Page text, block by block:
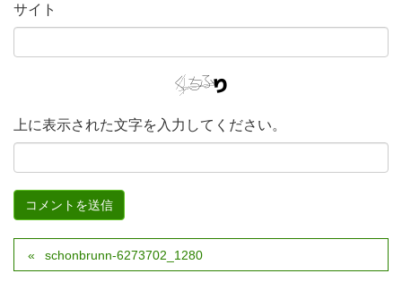
サイト
上に表示された文字を入力してください。
schonbrunn-6273702_1280